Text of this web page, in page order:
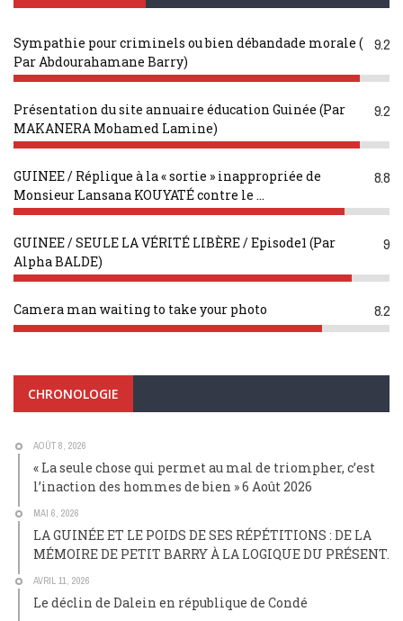
Sympathie pour criminels ou bien débandade morale (
Par Abdourahamane Barry)
9.2
Présentation du site annuaire éducation Guinée (Par
MAKANERA Mohamed Lamine)
9.2
GUINEE / Réplique à la « sortie » inappropriée de
Monsieur Lansana KOUYATÉ contre le ...
8.8
GUINEE / SEULE LA VÉRITÉ LIBÈRE / Episode1 (Par
Alpha BALDE)
9
Camera man waiting to take your photo 8.2
CHRONOLOGIE
AOÛT 8, 2026
« La seule chose qui permet au mal de triompher, c’est
l’inaction des hommes de bien » 6 Août 2026
MAI 6, 2026
LA GUINÉE ET LE POIDS DE SES RÉPÉTITIONS : DE LA
MÉMOIRE DE PETIT BARRY À LA LOGIQUE DU PRÉSENT.
AVRIL 11, 2026
Le déclin de Dalein en république de Condé